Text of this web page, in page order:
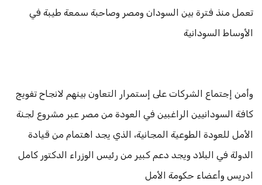
تعمل منذ فترة بين السودان ومصر وصاحبة سمعة طيبة في
الأوساط السودانية
وأمن إجتماع الشركات على إستمرار التعاون بينهم لانجاح تفويج
كافة السودانيين الراغبين في العودة من مصر عبر مشروع لجنة
الأمل للعودة الطوعية المجانية، الذي يجد اهتمام من قيادة
الدولة في البلاد ويجد دعم كبير من رئيس الوزراء الدكتور كامل
ادريس وأعضاء حكومة الأمل